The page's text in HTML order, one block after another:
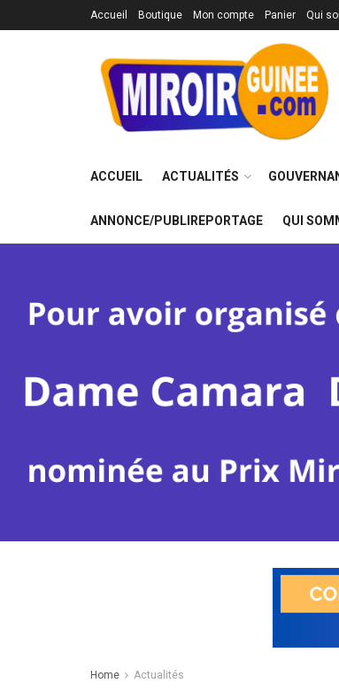
Accueil Boutique Mon compte Panier Qui
ACCUEIL ACTUALITÉS
ANNONCE/PUBLIREPORTAGE QUI
Home Actualités